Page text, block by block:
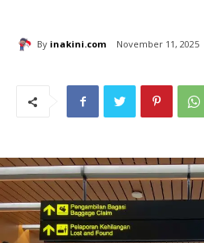
By inakini.com November 11, 2025